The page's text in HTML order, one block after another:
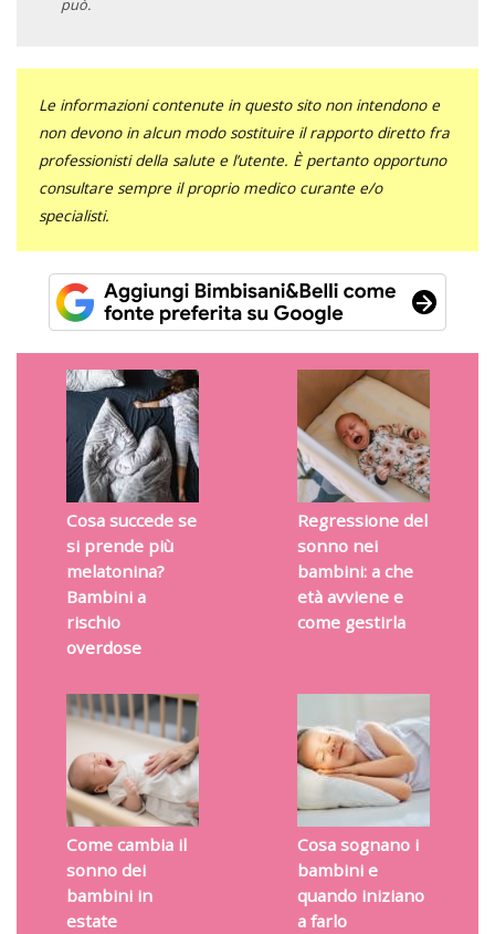
può.
Le informazioni contenute in questo sito non intendono e
non devono in alcun modo sostituire il rapporto diretto fra
professionisti della salute e l’utente. È pertanto opportuno
consultare sempre il proprio medico curante e/o
specialisti.
Cosa succede se
si prende più
melatonina?
Bambini a
rischio
overdose
Regressione del
sonno nei
bambini: a che
età avviene e
come gestirla
Come cambia il
sonno dei
bambini in
estate
Cosa sognano i
bambini e
quando iniziano
a farlo